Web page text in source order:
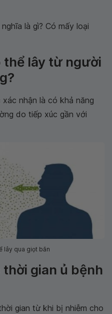
là gì? Có mấy loại
thể lây từ người
nhận là có khả năng
do tiếp xúc gần với
lây qua giọt bắn
gian ủ bệnh
gian từ khi bị nhiễm cho